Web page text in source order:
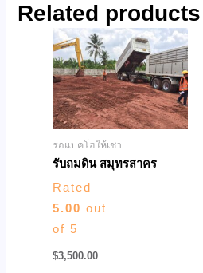
Related products
รถแบคโฮให้เช่า
รับถมดิน สมุทรสาคร
Rated
5.00 out
of 5
$3,500.00